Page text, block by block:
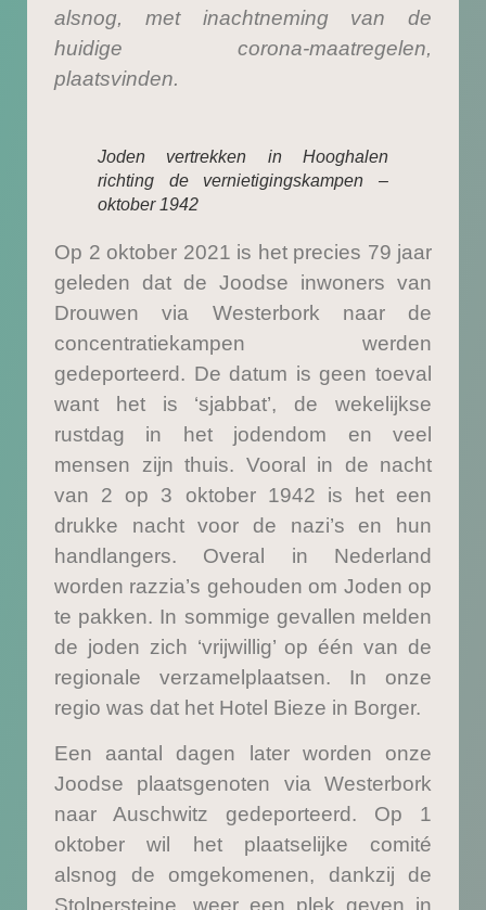
alsnog, met inachtneming van de
huidige corona-maatregelen,
plaatsvinden.
Joden vertrekken in Hooghalen
richting de vernietigingskampen –
oktober 1942
Op 2 oktober 2021 is het precies 79 jaar
geleden dat de Joodse inwoners van
Drouwen via Westerbork naar de
concentratiekampen werden
gedeporteerd. De datum is geen toeval
want het is ‘sjabbat’, de wekelijkse
rustdag in het jodendom en veel
mensen zijn thuis. Vooral in de nacht
van 2 op 3 oktober 1942 is het een
drukke nacht voor de nazi’s en hun
handlangers. Overal in Nederland
worden razzia’s gehouden om Joden op
te pakken. In sommige gevallen melden
de joden zich ‘vrijwillig’ op één van de
regionale verzamelplaatsen. In onze
regio was dat het Hotel Bieze in Borger.
Een aantal dagen later worden onze
Joodse plaatsgenoten via Westerbork
naar Auschwitz gedeporteerd. Op 1
oktober wil het plaatselijke comité
alsnog de omgekomenen, dankzij de